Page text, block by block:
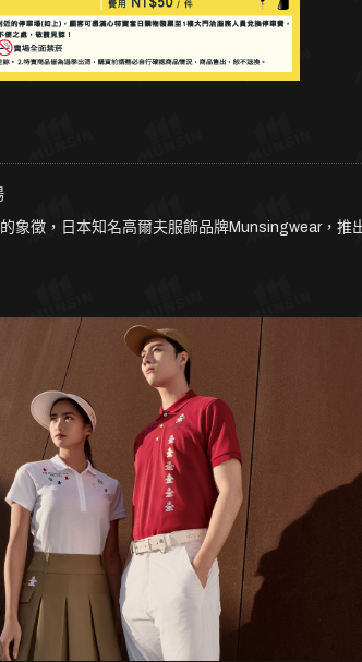
象徵，日本知名高爾夫服飾品牌Munsingwear，